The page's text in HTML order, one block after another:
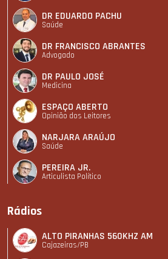
DR EDUARDO PACHU
Saúde
DR FRANCISCO ABRANTES
Advogado
DR PAULO JOSÉ
Medicina
ESPAÇO ABERTO
Opinião dos Leitores
NARJARA ARAÚJO
Saúde
PEREIRA JR.
Articulista Polí­tico
Rádios
ALTO PIRANHAS 560KHZ AM
Cajazeiras/PB